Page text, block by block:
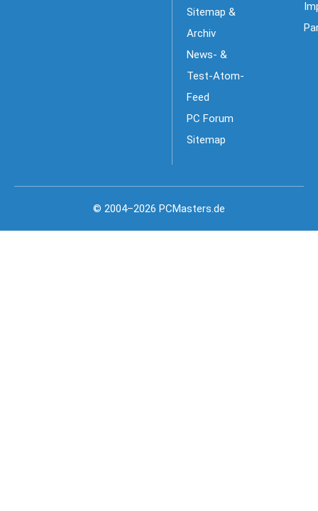
Sitemap &
Archiv
News- &
Test-Atom-
Feed
PC Forum
Sitemap
© 2004–2026 PCMasters.de